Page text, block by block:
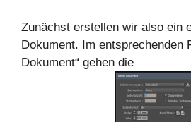
Zunächst erstellen wir also ein
Dokument. Im entsprechenden
Dokument“ gehen die